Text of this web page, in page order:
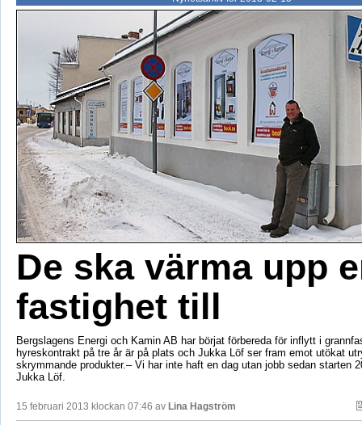
De ska värma upp
fastighet till
Bergslagens Energi och Kamin AB har börjat förbereda för inflytt i
hyreskontrakt på tre år är på plats och Jukka Löf ser fram emot utökat
skrymmande produkter.– Vi har inte haft en dag utan jobb sedan starten
Jukka Löf.
15 februari 2013 klockan 07:46 av Lina Hagström